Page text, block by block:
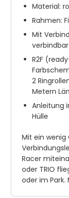
Material:
Rahmen:
Mit
verbindbar
R2F
2
Metern
Anleitung
Hülle
Mit ein wenig
Racer
oder TRIO
oder im Park.